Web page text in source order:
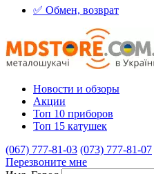
✅ Обмен, возврат
Новости и обзоры
Акции
Топ 10 приборов
Топ 15 катушек
(067) 777-81-03 (073) 777-81-07
Перезвоните мне